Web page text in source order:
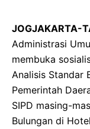
JOGJAKARTA-
Administrasi
membuka
Analisis Standar
Pemerintah
SIPD masing-
Bulungan di